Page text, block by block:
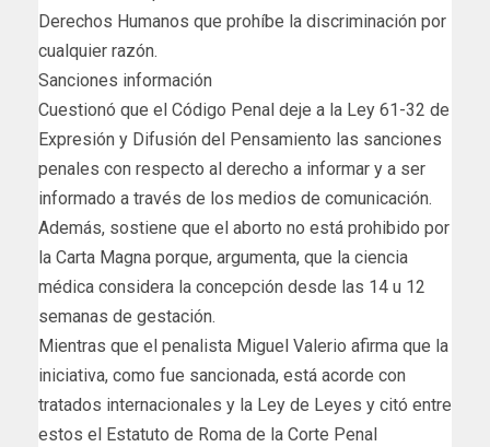
Derechos Humanos que prohíbe la discriminación por
cualquier razón.
Sanciones información
Cuestionó que el Código Penal deje a la Ley 61-32 de
Expresión y Difusión del Pensamiento las sanciones
penales con respecto al derecho a informar y a ser
informado a través de los medios de comunicación.
Además, sostiene que el aborto no está prohibido por
la Carta Magna porque, argumenta, que la ciencia
médica considera la concepción desde las 14 u 12
semanas de gestación.
Mientras que el penalista Miguel Valerio afirma que la
iniciativa, como fue sancionada, está acorde con
tratados internacionales y la Ley de Leyes y citó entre
estos el Estatuto de Roma de la Corte Penal